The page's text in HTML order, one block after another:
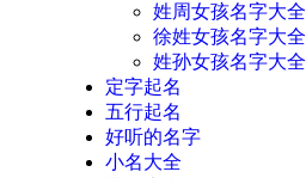
姓周女孩名字大全
徐姓女孩名字大全
姓孙女孩名字大全
定字起名
五行起名
好听的名字
小名大全